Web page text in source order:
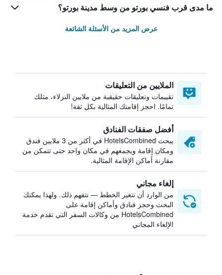
ما مدى قرب فنسي بورتو من وسط مدينة بورتو؟
عرض المزيد من الأسئلة الشائعة
الملايين من التعليقات
تقييمات وتعليقات حقيقية من ملايين النزلاء، مثلك
تمامًا. احجز إقامتك المثالية بكل ثقة!
أفضل صفقات الفنادق
يبحث HotelsCombined في أكثر من 3 ملايين فندق
ومكان إقامة ويجمعهم في مكان واحد حتى تتمكن من
مقارنة أماكن الإقامة المثالية.
إلغاء مجاني
من الوارد أن تتغير الخطط — نتفهم ذلك. ولهذا يمكنك
البحث وحجز فنادق وأماكن إقامة على
HotelsCombined من وكالات السفر التي تقدم خدمة
الإلغاء المجاني